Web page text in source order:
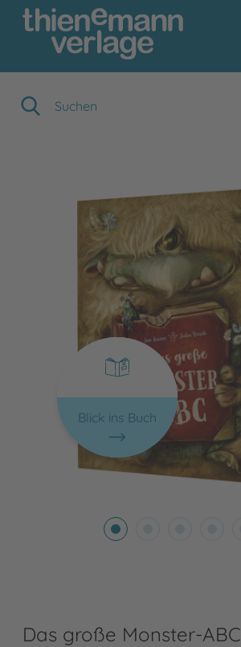
Blick ins Buch
Das große Monster-ABC